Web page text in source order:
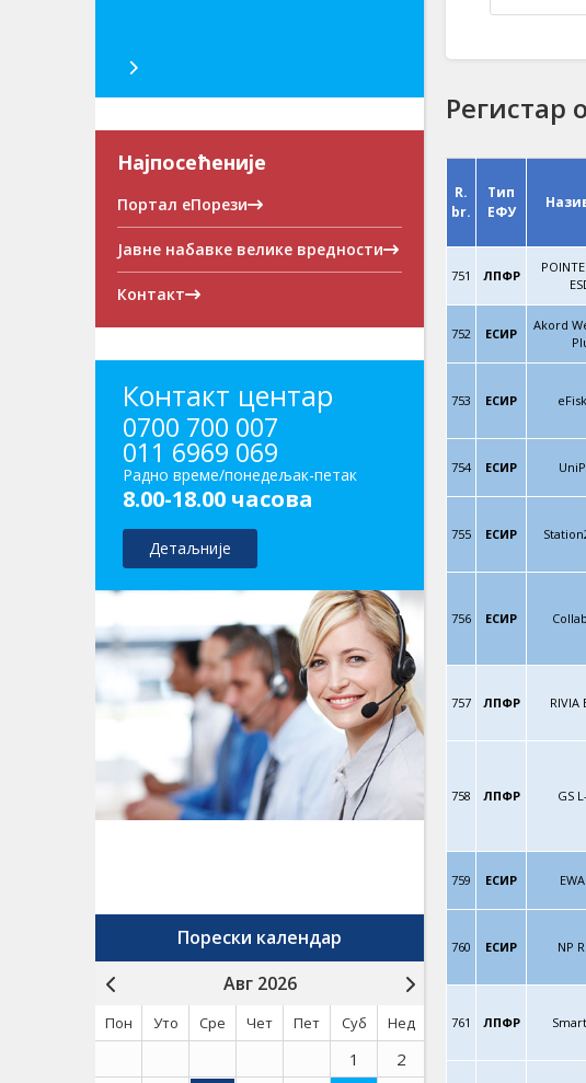
Најпосећеније
Портал еПорези
Јавне набавке велике вредности
Контакт
Контакт центар
0700 700 007
011 6969 069
Радно време/понедељак-петак
8.00-18.00 часова
Детаљније
Порески календар
Авг 2026
Пон Уто Сре Чет Пет Суб Нед
1
2
Регистар
R.
br.
Тип
ЕФУ
751 ЛПФР
752 ЕСИР
Akord
753 ЕСИР
754 ЕСИР
755 ЕСИР
756 ЕСИР
757 ЛПФР RIVIA
758 ЛПФР GS
759 ЕСИР
760 ЕСИР NP
761 ЛПФР